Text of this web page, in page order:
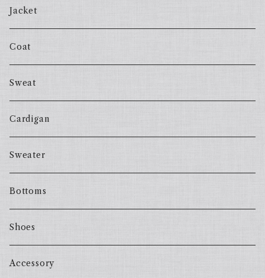
Jacket
Coat
Sweat
Cardigan
Sweater
Bottoms
Shoes
Accessory